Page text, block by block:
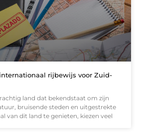
rijbewijs voor Zuid-
land dat bekendstaat om zijn
bruisende steden en uitgestrekte
van dit land te genieten, kiezen veel